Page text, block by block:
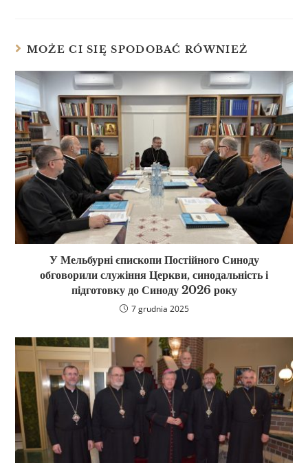
MOŻE CI SIĘ SPODOBAĆ RÓWNIEŻ
У Мельбурні єпископи Постійного Синоду
обговорили служіння Церкви, синодальність і
підготовку до Синоду 2026 року
7 grudnia 2025